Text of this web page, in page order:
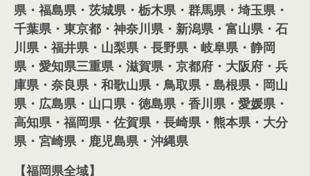
県・福島県・茨城県・栃木県・群馬県・埼玉県・
千葉県・東京都・神奈川県・新潟県・富山県・石
川県・福井県・山梨県・長野県・岐阜県・静岡
県・愛知県三重県・滋賀県・京都府・大阪府・兵
庫県・奈良県・和歌山県・鳥取県・島根県・岡山
県・広島県・山口県・徳島県・香川県・愛媛県・
高知県・福岡県・佐賀県・長崎県・熊本県・大分
県・宮崎県・鹿児島県・沖縄県
【福岡県全域】